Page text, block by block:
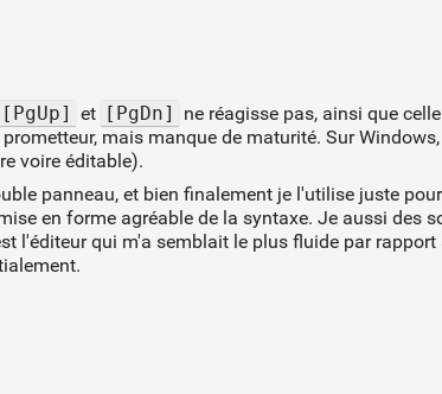
[PgUp] et [PgDn] ne réagisse pas, ainsi que celle
mais manque de maturité. Sur
voire éditable).
panneau, et bien finalement je l'utilise juste
en forme agréable de la syntaxe. Je aussi des
l'éditeur qui m'a semblait le plus fluide par